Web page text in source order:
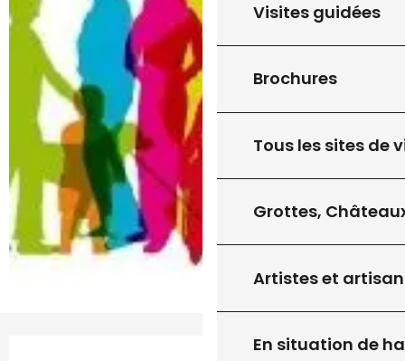
Visites guidées
Brochures
Tous les sites de
Grottes,
Artistes et
En situation de
Ouverture et coordonnées